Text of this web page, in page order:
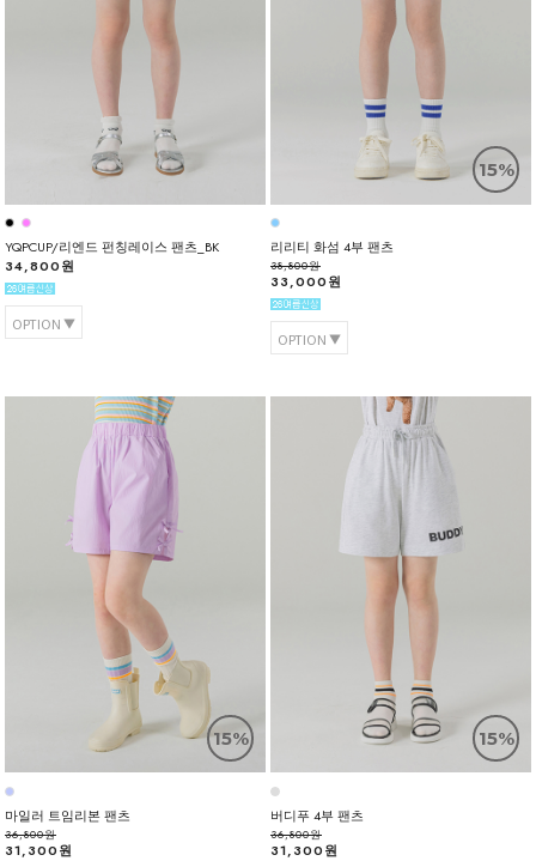
YQPCUP/리엔드 펀칭레이스 팬츠_BK
34,800원
OPTION
15%
리리티 화섬 4부 팬츠
38,800원
33,000원
OPTION
15%
마일러 트임리본 팬츠
36,800원
31,300원
15%
버디푸 4부 팬츠
36,800원
31,300원